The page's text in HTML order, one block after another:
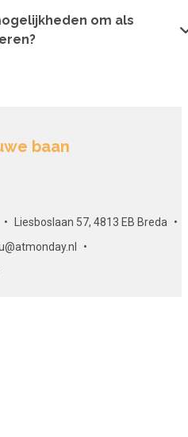
om als
baan
Liesboslaan 57, 4813 EB Breda